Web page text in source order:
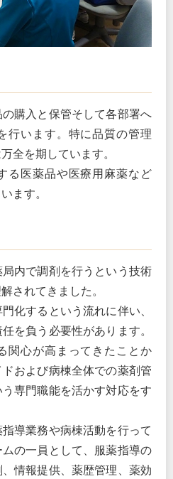
購入と保管そして各部署へ
行います。特に品質の管理
全を期しています。
る医薬品や医療用麻薬など
ます。
内で調剤を行うという技術
されてきました。
化するという流れに伴い、
を負う必要性があります。
関心が高まってきたことか
および病棟全体での薬剤管
専門職能を活かす対応をす
導業務や病棟活動を行って
の一員として、服薬指導の
情報提供、薬歴管理、薬効